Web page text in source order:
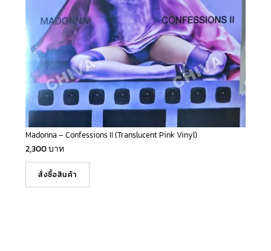
Madonna – Confessions II (Translucent Pink Vinyl)
2,300บาท
สั่งซื้อสินค้า